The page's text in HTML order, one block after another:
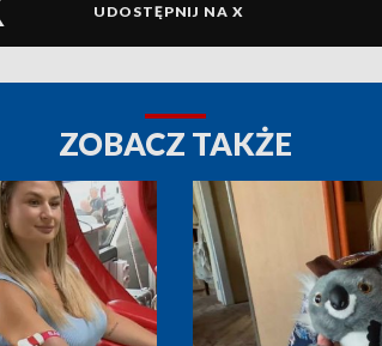
UDOSTĘPNIJ NA X
ZOBACZ TAKŻE